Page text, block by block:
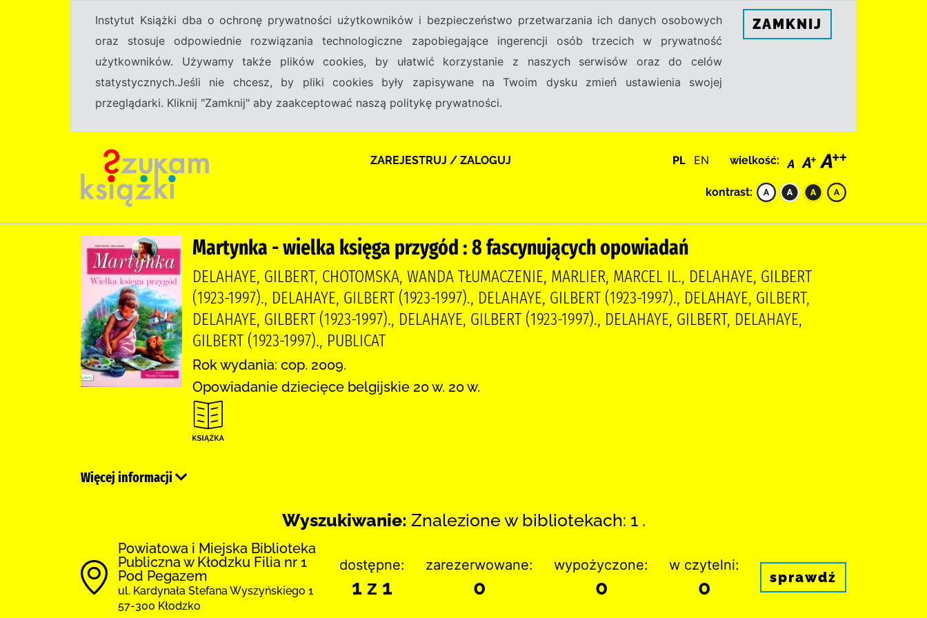
Instytut Książki dba o ochronę prywatności użytkowników i bezpieczeństwo przetwarzania ich danych osobowych
oraz stosuje odpowiednie rozwiązania technologiczne zapobiegające ingerencji osób trzecich w prywatność
użytkowników. Używamy także plików cookies, by ułatwić korzystanie z naszych serwisów oraz do celów
statystycznych.Jeśli nie chcesz, by pliki cookies były zapisywane na Twoim dysku zmień ustawienia swojej
przeglądarki. Kliknij "Zamknij" aby zaakceptować naszą politykę prywatności.
ZAMKNIJ
ZAREJESTRUJ / ZALOGUJ PL EN wielkość:
kontrast:
Martynka - wielka księga przygód : 8 fascynujących opowiadań
DELAHAYE, GILBERT, CHOTOMSKA, WANDA TŁUMACZENIE, MARLIER, MARCEL IL., DELAHAYE, GILBERT
(1923-1997)., DELAHAYE, GILBERT (1923-1997)., DELAHAYE, GILBERT (1923-1997)., DELAHAYE, GILBERT,
DELAHAYE, GILBERT (1923-1997)., DELAHAYE, GILBERT (1923-1997)., DELAHAYE, GILBERT, DELAHAYE,
GILBERT (1923-1997)., PUBLICAT
Rok wydania: cop. 2009.
Opowiadanie dziecięce belgijskie 20 w. 20 w.
Więcej informacji
Wyszukiwanie: Znalezione w bibliotekach: 1 .
Powiatowa i Miejska Biblioteka
Publiczna w Kłodzku Filia nr 1
Pod Pegazem
ul. Kardynała Stefana Wyszyńskiego 1
57-300 Kłodzko
dostępne:
1 z 1
zarezerwowane:
0
wypożyczone:
0
w czytelni:
0 sprawdź